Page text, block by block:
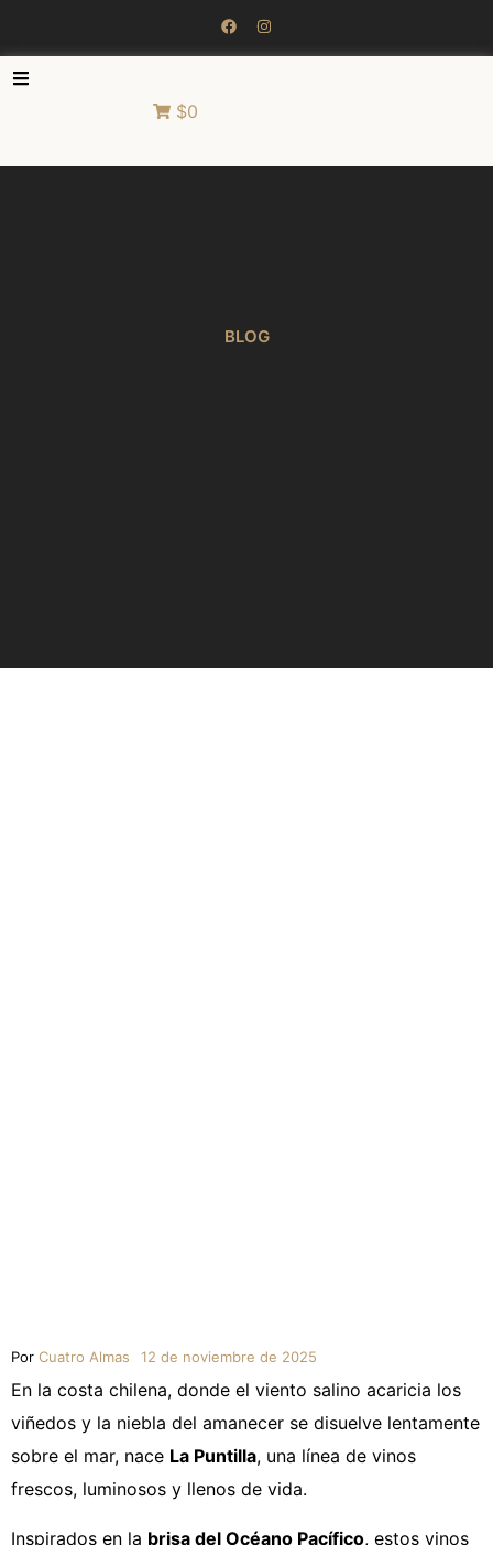
$0
BLOG
Por Cuatro Almas 12 de noviembre de 2025
En la costa chilena, donde el viento salino acaricia los
viñedos y la niebla del amanecer se disuelve lentamente
sobre el mar, nace La Puntilla, una línea de vinos
frescos, luminosos y llenos de vida.
Inspirados en la brisa del Océano Pacífico, estos vinos